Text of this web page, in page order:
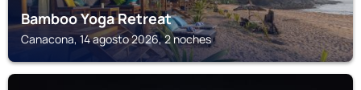
Bamboo Yoga Retreat
Canacona, 14 agosto 2026, 2 noches